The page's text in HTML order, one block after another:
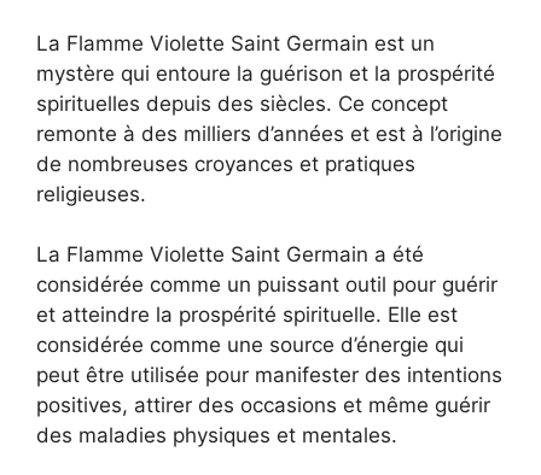
La Flamme Violette Saint Germain est un
mystère qui entoure la guérison et la prospérité
spirituelles depuis des siècles. Ce concept
remonte à des milliers d’années et est à l’origine
de nombreuses croyances et pratiques
religieuses.
La Flamme Violette Saint Germain a été
considérée comme un puissant outil pour guérir
et atteindre la prospérité spirituelle. Elle est
considérée comme une source d’énergie qui
peut être utilisée pour manifester des intentions
positives, attirer des occasions et même guérir
des maladies physiques et mentales.